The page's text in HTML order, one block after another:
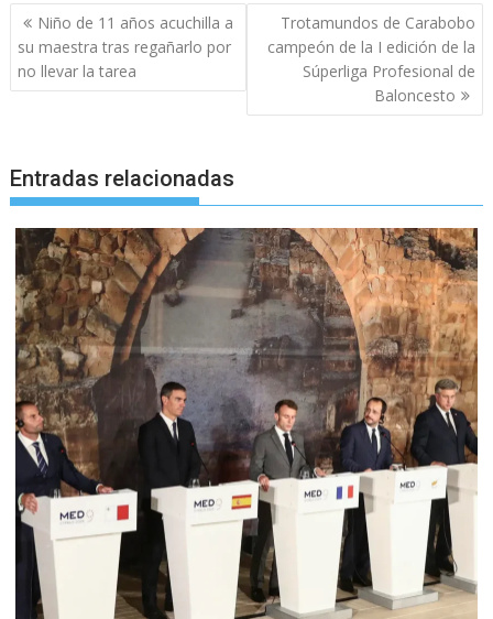
Navegación
de
entradas
Niño de 11 años acuchilla a
su maestra tras regañarlo por
no llevar la tarea
Trotamundos de Carabobo
campeón de la I edición de la
Súperliga Profesional de
Baloncesto
Entradas relacionadas